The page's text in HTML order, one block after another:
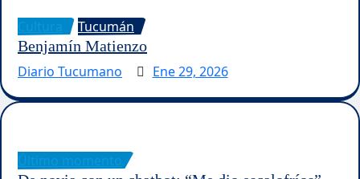
Tucumán
Benjamín Matienzo
Diario Tucumano
Ene 29, 2026